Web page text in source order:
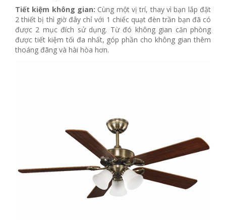
Tiết kiệm không gian: Cùng một vị trí, thay vì bạn lắp đặt
2 thiết bị thì giờ đây chỉ với 1 chiếc quạt đèn trần bạn đã có
được 2 mục đích sử dụng. Từ đó không gian căn phòng
được tiết kiệm tối đa nhất, góp phần cho không gian thêm
thoáng đãng và hài hòa hơn.